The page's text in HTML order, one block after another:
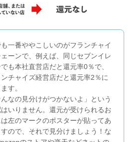
一番ややこしいのがフランチャイ
ェーンで、例えば、同じセブンイレ
も本社直営店だと還元率0％で、
チャイズ経営店だと還元率2％に
す。
んなの見分けがつかないよ」という
いりません。還元が受けられるお
は左のマークのポスターが貼ってあ
すので、それで見分けましょう！な